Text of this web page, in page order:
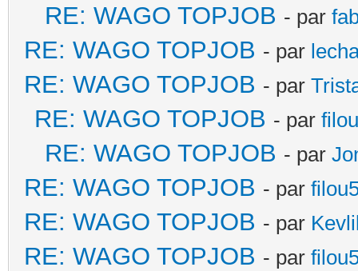
RE: WAGO TOPJOB - par
RE: WAGO TOPJOB - par
RE: WAGO TOPJOB - par
RE: WAGO TOPJOB - par
RE: WAGO TOPJOB - par
RE: WAGO TOPJOB - par
RE: WAGO TOPJOB - par
RE: WAGO TOPJOB - par